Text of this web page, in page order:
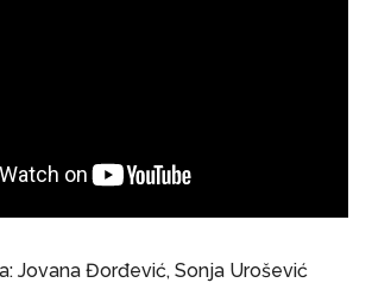
Jovana Đorđević, Sonja Urošević